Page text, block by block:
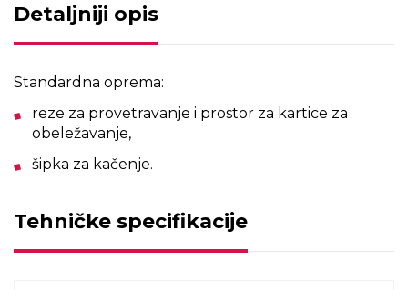
Detaljniji opis
Standardna oprema:
reze za provetravanje i prostor za kartice za
obeležavanje,
šipka za kačenje.
Tehničke specifikacije